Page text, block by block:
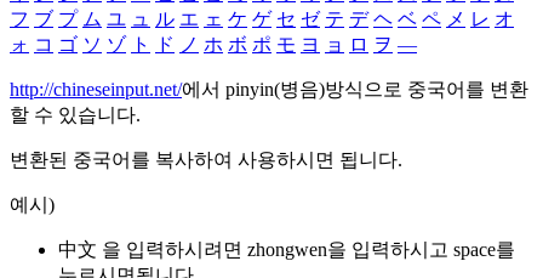
フ ブ プ ム ユ ュ ル エ ェ ケ ゲ セ ゼ テ デ ヘ ベ ペ メ レ オ
ォ コ ゴ ソ ゾ ト ド ノ ホ ボ ポ モ ヨ ョ ロ ヲ ―
http://chineseinput.net/에서 pinyin(병음)방식으로 중국어를 변환
할 수 있습니다.
변환된 중국어를 복사하여 사용하시면 됩니다.
예시)
中文 을 입력하시려면 zhongwen을 입력하시고 space를